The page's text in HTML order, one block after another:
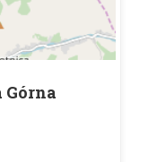
Górna